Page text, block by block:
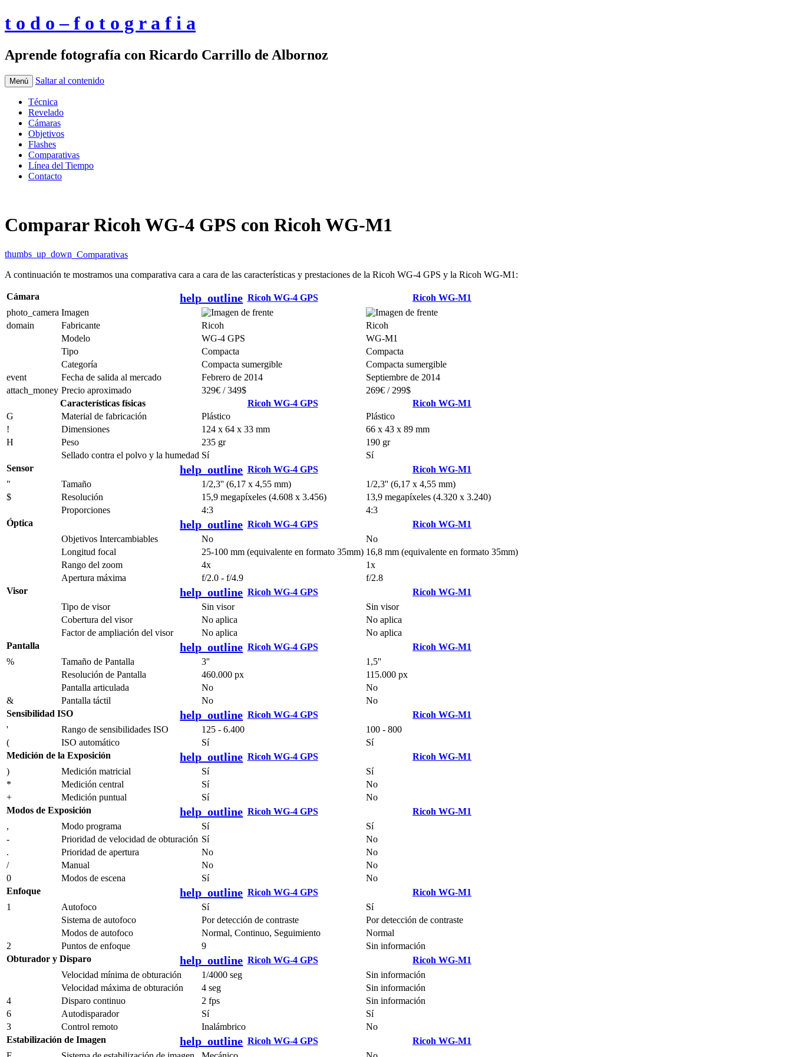
t o d o – f o t o g r a f i a
Aprende fotografía con Ricardo Carrillo de Albornoz
Menú Saltar al contenido
Técnica
Revelado
Cámaras
Objetivos
Flashes
Comparativas
Línea del Tiempo
Contacto
Comparar Ricoh WG-4 GPS con Ricoh WG-M1
thumbs_up_down Comparativas
A continuación te mostramos una comparativa cara a cara de las características y prestaciones de la Ricoh WG-4 GPS y la Ricoh WG-M1:
Cámara help_outline Ricoh WG-4 GPS
Ricoh WG-M1
photo_camera Imagen
domain
Fabricante Ricoh
Ricoh
Modelo
WG-4 GPS
WG-M1
Tipo
Compacta
Compacta
Categoría
Compacta sumergible
Compacta sumergible
event
Fecha de salida al mercado Febrero de 2014
Septiembre de 2014
attach_money Precio aproximado 329€ / 349$
269€ / 299$
Características físicas
Ricoh WG-4 GPS
Ricoh WG-M1
G
Material de fabricación Plástico
Plástico
!
Dimensiones 124 x 64 x 33 mm
66 x 43 x 89 mm
H
Peso 235 gr
190 gr
Sellado contra el polvo y la humedad Sí
Sí
Sensor
help_outline Ricoh WG-4 GPS
Ricoh WG-M1
"
Tamaño 1/2,3'' (6,17 x 4,55 mm)
1/2,3'' (6,17 x 4,55 mm)
$
Resolución 15,9 megapíxeles (4.608 x 3.456)
13,9 megapíxeles (4.320 x 3.240)
Proporciones
4:3
4:3
Óptica
help_outline Ricoh WG-4 GPS
Ricoh WG-M1
Objetivos Intercambiables
No
No
Longitud focal
25-100 mm (equivalente en formato 35mm) 16,8 mm (equivalente en formato 35mm)
Rango del zoom
4x
1x
Apertura máxima
f/2.0 - f/4.9
f/2.8
Visor
help_outline Ricoh WG-4 GPS
Ricoh WG-M1
Tipo de visor
Sin visor
Sin visor
Cobertura del visor
No aplica
No aplica
Factor de ampliación del visor
No aplica
No aplica
Pantalla
help_outline Ricoh WG-4 GPS
Ricoh WG-M1
%
Tamaño de Pantalla 3''
1,5''
Resolución de Pantalla
460.000 px
115.000 px
Pantalla articulada
No
No
&
Pantalla táctil No
No
Sensibilidad ISO
help_outline Ricoh WG-4 GPS
Ricoh WG-M1
'
Rango de sensibilidades ISO 125 - 6.400
100 - 800
(
ISO automático Sí
Sí
Medición de la Exposición
help_outline Ricoh WG-4 GPS
Ricoh WG-M1
)
Medición matricial Sí
Sí
*
Medición central Sí
No
+
Medición puntual Sí
No
Modos de Exposición
help_outline Ricoh WG-4 GPS
Ricoh WG-M1
,
Modo programa Sí
Sí
-
Prioridad de velocidad de obturación Sí
No
.
Prioridad de apertura No
No
/
Manual No
No
0
Modos de escena Sí
No
Enfoque
help_outline Ricoh WG-4 GPS
Ricoh WG-M1
1
Autofoco Sí
Sí
Sistema de autofoco
Por detección de contraste
Por detección de contraste
Modos de autofoco
Normal, Continuo, Seguimiento
Normal
2
Puntos de enfoque 9
Sin información
Obturador y Disparo
help_outline Ricoh WG-4 GPS
Ricoh WG-M1
Velocidad mínima de obturación
1/4000 seg
Sin información
Velocidad máxima de obturación
4 seg
Sin información
4
Disparo continuo 2 fps
Sin información
6
Autodisparador Sí
Sí
3
Control remoto Inalámbrico
No
Estabilización de Imagen
help_outline Ricoh WG-4 GPS
Ricoh WG-M1